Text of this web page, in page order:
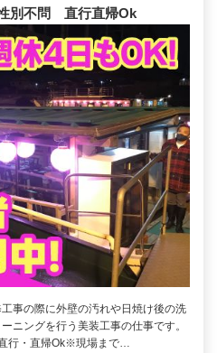
別不問 直行直帰Ok
事の際に外壁の汚れや日焼け後の洗
ニングを行う美装工事の仕事です。
行・直帰Ok※現場まで…